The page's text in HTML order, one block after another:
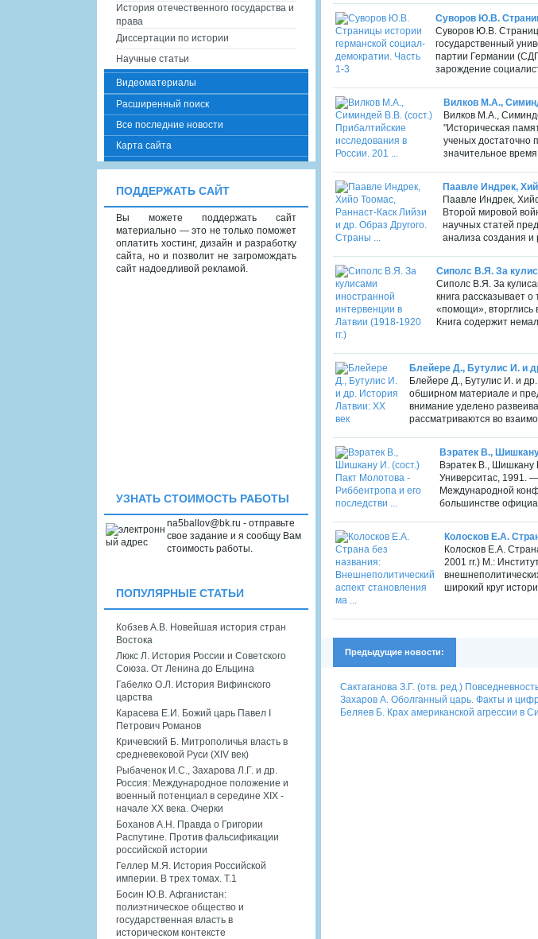
Суворов Ю.В.
Суворов Ю.В.
государственный
партии Германии
зарождение
Вилков М.А.,
Вилков М.А.,
"Историческая
ученых достаточно
значительное
Паавле Индрек,
Паавле Индрек,
Второй мировой
научных статей
анализа создания и
Сиполс В.Я. За
Сиполс В.Я. За
книга рассказывает
«помощи», вторглись
Книга содержит
Блейере Д., Бутулис И. и
Блейере Д., Бутулис И. и
обширном материале и
внимание уделено
рассматриваются во
Вэратек В.,
Вэратек В., Шишкану
Университас, 1991.
Международной
большинстве
Колосков Е.А.
Колосков Е.А.
2001 гг.) М.:
широкий круг
Предыдущие новости:
Сактаганова З.Г. (отв. ред.)
Захаров А. Оболганный царь. Факты и
Беляев Б. Крах американской агрессии в
История отечественного государства и
права
Диссертации по истории
Научные статьи
Видеоматериалы
Расширенный поиск
Все последние новости
Карта сайта
ПОДДЕРЖАТЬ САЙТ
Вы можете поддержать сайт
материально — это не только поможет
оплатить хостинг, дизайн и разработку
сайта, но и позволит не загромождать
сайт надоедливой рекламой.
УЗНАТЬ СТОИМОСТЬ РАБОТЫ
na5ballov@bk.ru - отправьте
свое задание и я сообщу Вам
стоимость работы.
ПОПУЛЯРНЫЕ СТАТЬИ
Кобзев А.В. Новейшая история стран
Востока
Люкс Л. История России и Советского
Союза. От Ленина до Ельцина
Габелко О.Л. История Вифинского
царства
Карасева Е.И. Божий царь Павел I
Петрович Романов
Кричевский Б. Митрополичья власть в
средневековой Руси (XIV век)
Рыбаченок И.С., Захарова Л.Г. и др.
Россия: Международное положение и
военный потенциал в середине XIX -
начале XX века. Очерки
Боханов А.Н. Правда о Григории
Распутине. Против фальсификации
российской истории
Геллер М.Я. История Российской
империи. В трех томах. Т.1
Босин Ю.В. Афганистан:
полиэтническое общество и
государственная власть в
историческом контексте